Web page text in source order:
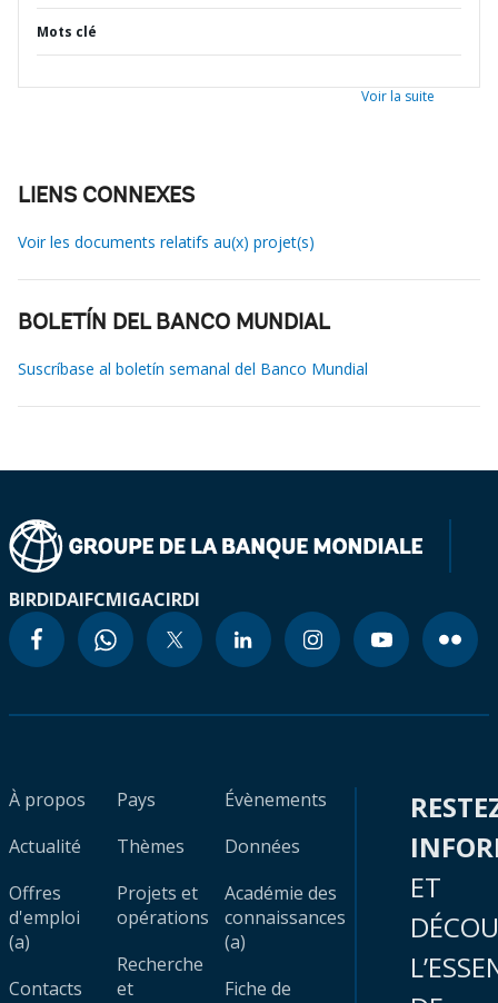
Mots clé
Voir la suite
LIENS CONNEXES
Voir les documents relatifs au(x) projet(s)
BOLETÍN DEL BANCO MUNDIAL
Suscríbase al boletín semanal del Banco Mundial
BIRDIDAIFCMIGACIRDI
À propos
Actualité
Offres
d'emploi
(a)
Contacts
Pays
Thèmes
Projets et
opérations
Recherche
et
Évènements
Données
Académie des
connaissances
(a)
Fiche de
ET